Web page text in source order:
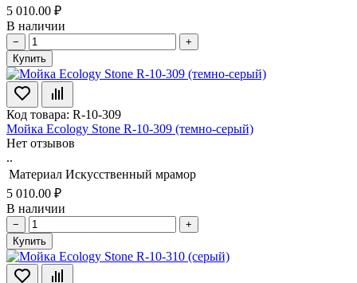
5 010.00 ₽
В наличии
−
+
Купить
Код товара: R-10-309
Мойка Ecology Stone R-10-309 (темно-серый)
Нет отзывов
..
Материал Искусственный мрамор
5 010.00 ₽
В наличии
−
+
Купить